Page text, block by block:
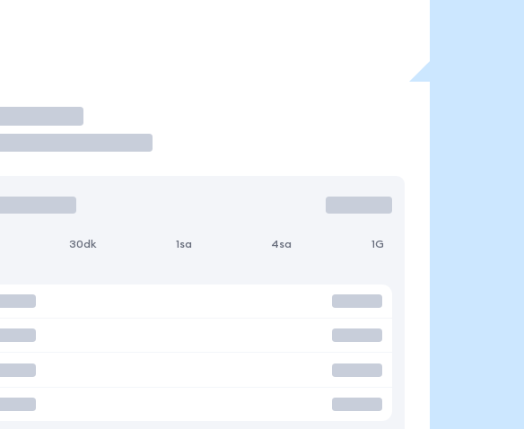
Yap
30dk 1sa 4sa 1G